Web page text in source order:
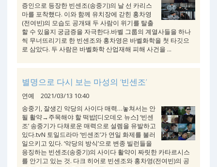
증인으로 등장한 빈센조(송중기)의 날 선 카리스
마를 포착했다. 이와 함께 유치장에 갇힌 홍차영
(전여빈)의 모습도 공개돼 두 사람이 위기를 탈출
할 수 있을지 궁금증을 자극한다.바벨 그룹의 계열사들을 하나
씩 무너뜨리기로 한 빈센조와 홍차영은 바벨화학을 첫 타깃으
로 삼았다. 두 사람은 바벨화학 산업재해 피해 사건을 ...
별명으로 다시 보는 마성의 ‘빈센조’
연예
2021/03/13 10:40
송중기, 잘생긴 악당의 사이다 매력…놓쳐서는 안
될 활약→주목해야 할 떡밥[디오데오 뉴스] ‘빈센
조’ 송중기가 다채로운 매력으로 설렘을 유발하고
있다.tvN 토일드라마 ‘빈센조’가 연일 화제를 불러
일으키고 있다. ‘악당의 방식’으로 변종 빌런들을
응징하는 빈센조(송중기)의 사이다 활약이 짜릿한 카타르시스
를 안기고 있는 것. 다크 히어로 빈센조와 홍차영(전여빈)의 공